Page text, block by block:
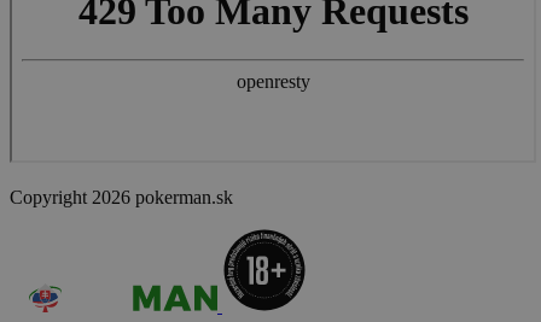
Copyright 2026 pokerman.sk